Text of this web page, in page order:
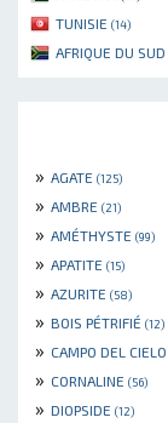
TUNISIE (14)
AFRIQUE DU SUD
» AGATE (125)
» AMBRE (21)
» AMÉTHYSTE (99)
» APATITE (15)
» AZURITE (58)
» BOIS PÉTRIFIÉ (12)
» CAMPO DEL CIELO
» CORNALINE (56)
» DIOPSIDE (12)